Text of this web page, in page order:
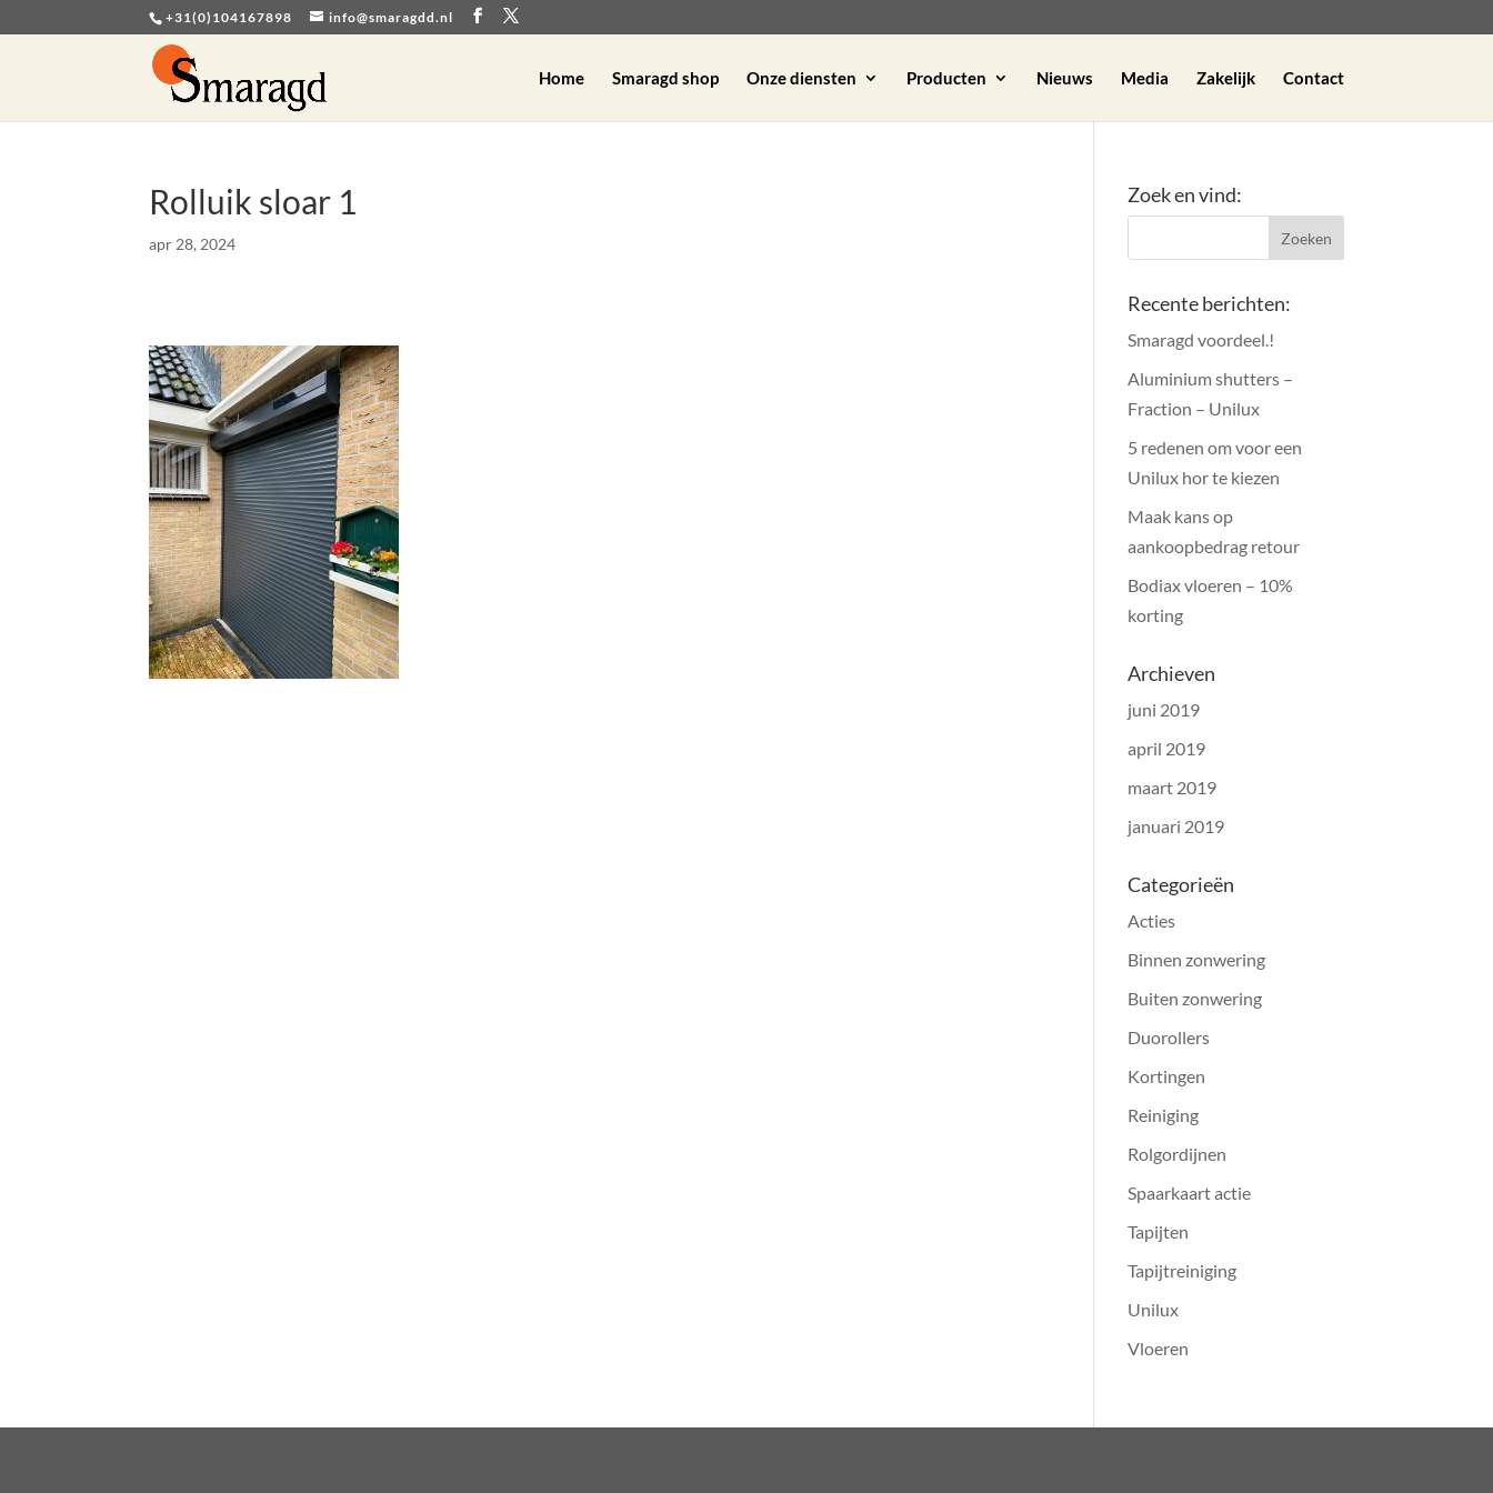
+31(0)104167898 info@smaragdd.nl
Home Smaragd shop Onze diensten Producten Nieuws Media Zakelijk Contact
Rolluik sloar 1
apr 28, 2024
Zoek en vind:
Recente berichten:
Smaragd voordeel.!
Aluminium shutters –
Fraction – Unilux
5 redenen om voor een
Unilux hor te kiezen
Maak kans op
aankoopbedrag retour
Bodiax vloeren – 10%
korting
Archieven
juni 2019
april 2019
maart 2019
januari 2019
Categorieën
Acties
Binnen zonwering
Buiten zonwering
Duorollers
Kortingen
Reiniging
Rolgordijnen
Spaarkaart actie
Tapijten
Tapijtreiniging
Unilux
Vloeren